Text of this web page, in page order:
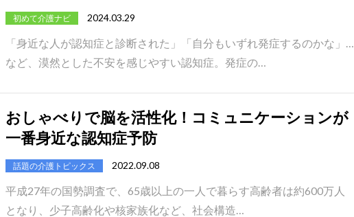
初めて介護ナビ 2024.03.29
「身近な人が認知症と診断された」「自分もいずれ発症するのかな」…
など、漠然とした不安を感じやすい認知症。発症の…
おしゃべりで脳を活性化！コミュニケーションが
一番身近な認知症予防
話題の介護トピックス 2022.09.08
平成27年の国勢調査で、65歳以上の一人で暮らす高齢者は約600万人
となり、少子高齢化や核家族化など、社会構造…